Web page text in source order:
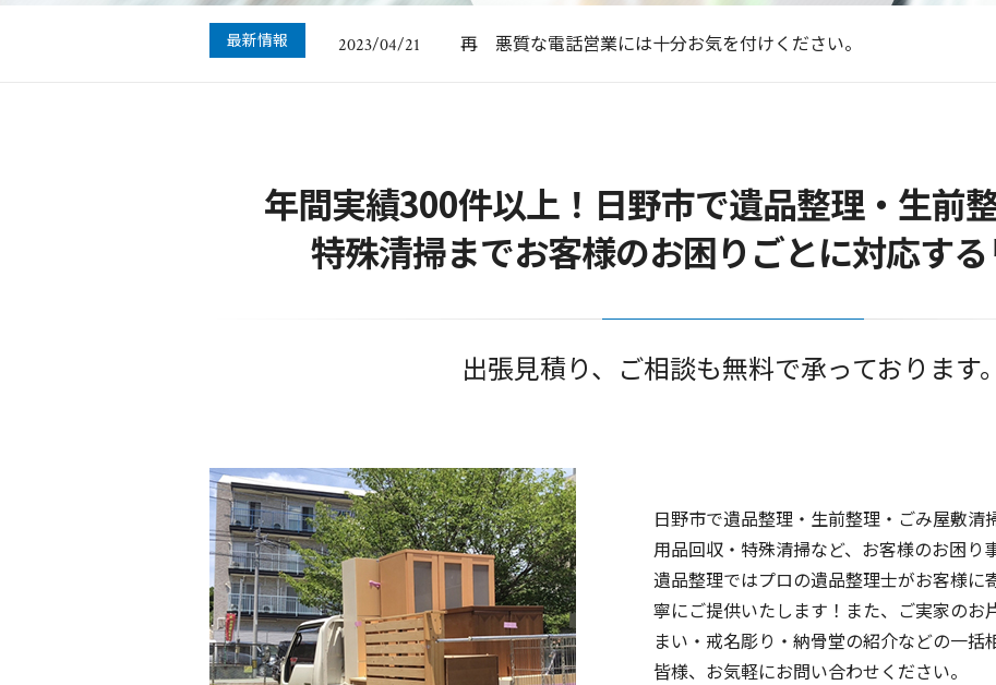
最新情報
2024/12/22 年末年始のお知らせ
2023/04/21 再 悪質な電話営業には十分お気を付けください。
2024/12/22 年末年始のお知らせ
年間実績300件以上！日野市で遺品整理・生前
特殊清掃までお客様のお困りごとに対応す
出張見積り、ご相談も無料で承っております。
日野市で遺品整理・生前整理・ごみ屋敷
用品回収・特殊清掃など、お客様のお困り
遺品整理ではプロの遺品整理士がお客様に
寧にご提供いたします！また、ご実家のお
まい・戒名彫り・納骨堂の紹介などの一括
皆様、お気軽にお問い合わせください。